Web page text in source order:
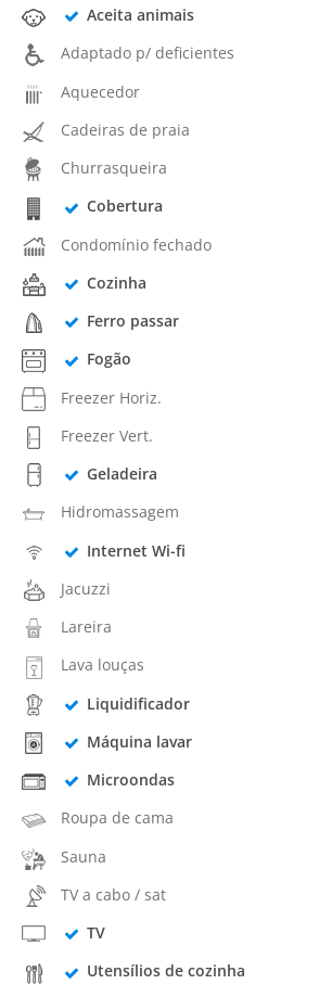
Aceita animais
Adaptado p/ deficientes
Aquecedor
Cadeiras de praia
Churrasqueira
Cobertura
Condomínio fechado
Cozinha
Ferro passar
Fogão
Freezer Horiz.
Freezer Vert.
Geladeira
Hidromassagem
Internet Wi-fi
Jacuzzi
Lareira
Lava louças
Liquidificador
Máquina lavar
Microondas
Roupa de cama
Sauna
TV a cabo / sat
TV
Utensílios de cozinha